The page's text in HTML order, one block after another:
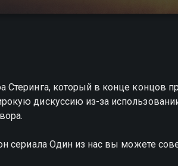
который в конце концов
дискуссию из-за
сериала Один из нас вы можете